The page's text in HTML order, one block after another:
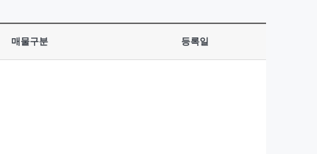
매물구분 등록일